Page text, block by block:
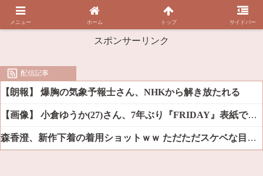
スポンサーリンク
配信記事
【朗報】 爆胸の気象予報士さん、NHKから解き放たれる
【画像】 小倉ゆうか(27)さん、7年ぶり『FRIDAY』表紙で神ボディ大解放
森香澄、新作下着の着用ショットｗｗ ただただスケベな目でしか見れんだろ！！
メニュー ホーム トップ サイドバー